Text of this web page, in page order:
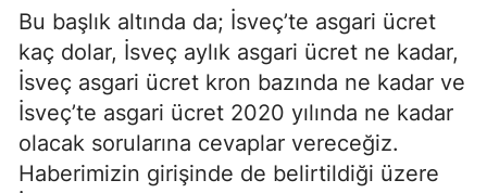
Bu başlık altında da; İsveç’te asgari ücret
kaç dolar, İsveç aylık asgari ücret ne kadar,
İsveç asgari ücret kron bazında ne kadar ve
İsveç’te asgari ücret 2020 yılında ne kadar
olacak sorularına cevaplar vereceğiz.
Haberimizin girişinde de belirtildiği üzere